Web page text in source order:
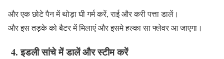
और एक छोटे पैन में थोड़ा घी गर्म करें, राई और करी पत्ता डालें।
और इस तड़के को बैटर में मिलाएं और इसमे हल्का सा फ्लेवर आ जाएगा।
4. इडली सांचे में डालें और स्टीम करें